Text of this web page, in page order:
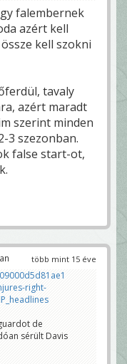
falembernek
azért kell
kell szokni
tavaly
azért maradt
szerint minden
3 szezonban.
false start-ot,
több mint 15 éve
right-
de
sérült Davis